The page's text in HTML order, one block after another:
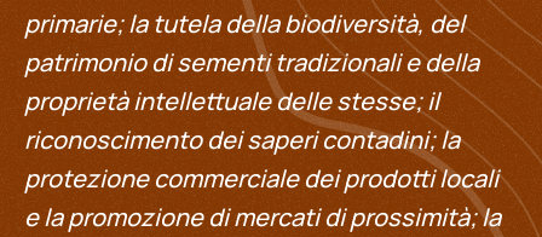
primarie; la tutela della biodiversità, del
patrimonio di sementi tradizionali e della
proprietà intellettuale delle stesse; il
riconoscimento dei saperi contadini; la
protezione commerciale dei prodotti locali
e la promozione di mercati di prossimità; la